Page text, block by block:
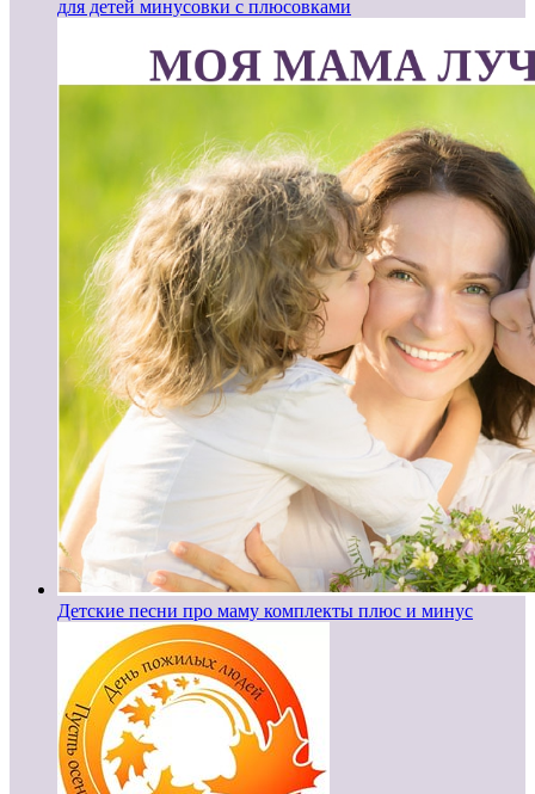
для детей минусовки с плюсовками
Детские песни про маму комплекты плюс и минус